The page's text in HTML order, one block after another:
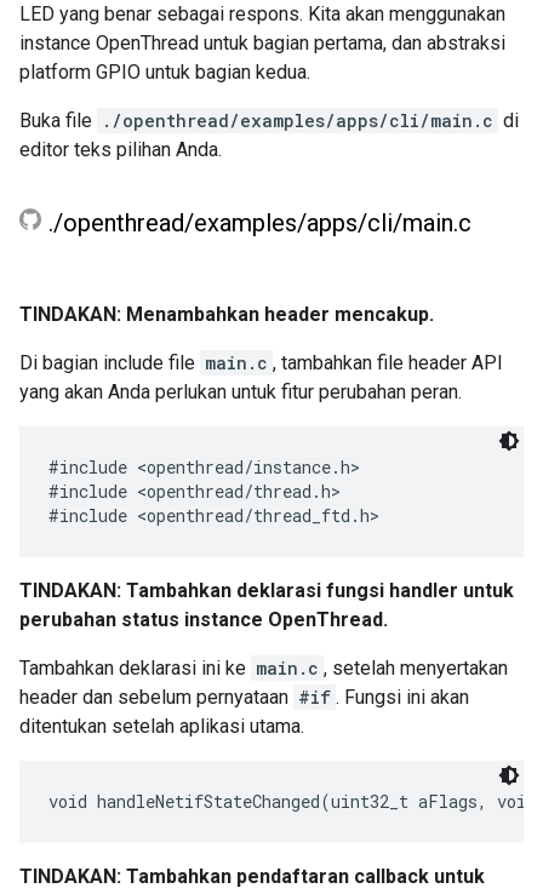
LED yang benar sebagai respons. Kita akan menggunakan
instance OpenThread untuk bagian pertama, dan abstraksi
platform GPIO untuk bagian kedua.
Buka file ./openthread/examples/apps/cli/main.c di
editor teks pilihan Anda.
./openthread/examples/apps/cli/main.c
TINDAKAN: Menambahkan header mencakup.
Di bagian include file main.c , tambahkan file header API
yang akan Anda perlukan untuk fitur perubahan peran.
#include <openthread/instance.h>
#include <openthread/thread.h>
TINDAKAN: Tambahkan deklarasi fungsi handler untuk
perubahan status instance OpenThread.
Tambahkan deklarasi ini ke main.c , setelah menyertakan
header dan sebelum pernyataan #if . Fungsi ini akan
ditentukan setelah aplikasi utama.
TINDAKAN: Tambahkan pendaftaran callback untuk